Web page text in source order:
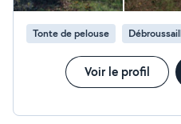
Tonte de pelouse
Voir le profil